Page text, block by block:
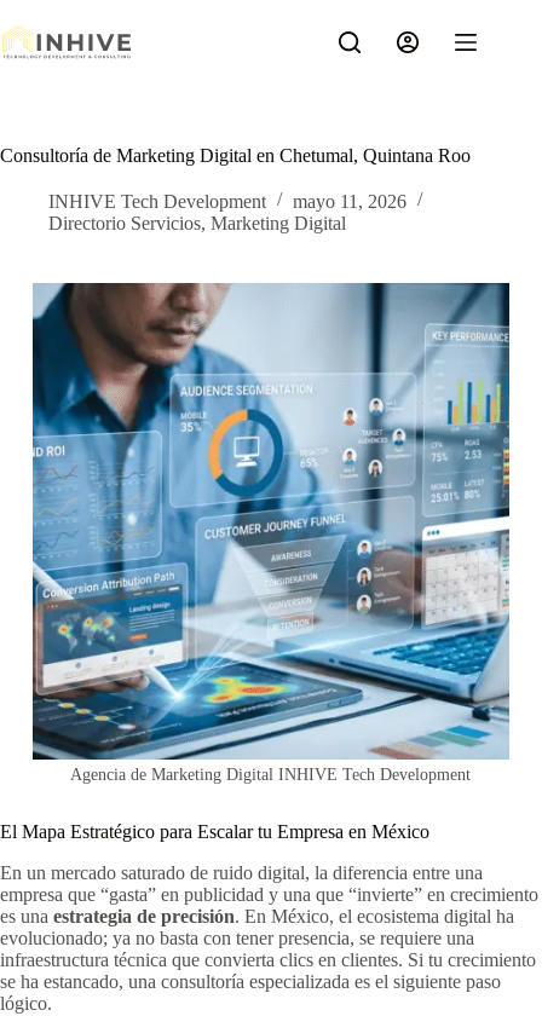
al
contenido
Consultoría de Marketing Digital en Chetumal, Quintana Roo
INHIVE Tech Development
mayo 11, 2026
Directorio Servicios, Marketing Digital
Agencia de Marketing Digital INHIVE Tech Development
El Mapa Estratégico para Escalar tu Empresa en México
En un mercado saturado de ruido digital, la diferencia entre una
empresa que “gasta” en publicidad y una que “invierte” en crecimiento
es una estrategia de precisión. En México, el ecosistema digital ha
evolucionado; ya no basta con tener presencia, se requiere una
infraestructura técnica que convierta clics en clientes. Si tu crecimiento
se ha estancado, una consultoría especializada es el siguiente paso
lógico.